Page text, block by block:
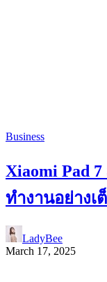
Business
Xiaomi Pad
ทำงานอย่าง
LadyBee
March 17, 2025